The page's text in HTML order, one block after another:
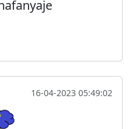
16-04-2023 05:49:02